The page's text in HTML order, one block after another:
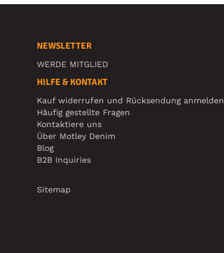
NEWSLETTER
WERDE MITGLIED
HILFE & KONTAKT
Kauf widerrufen und Rücksendung anmelden
Häufig gestellte Fragen
Kontaktiere uns
Über Motley Denim
Blog
B2B Inquiries
Sitemap